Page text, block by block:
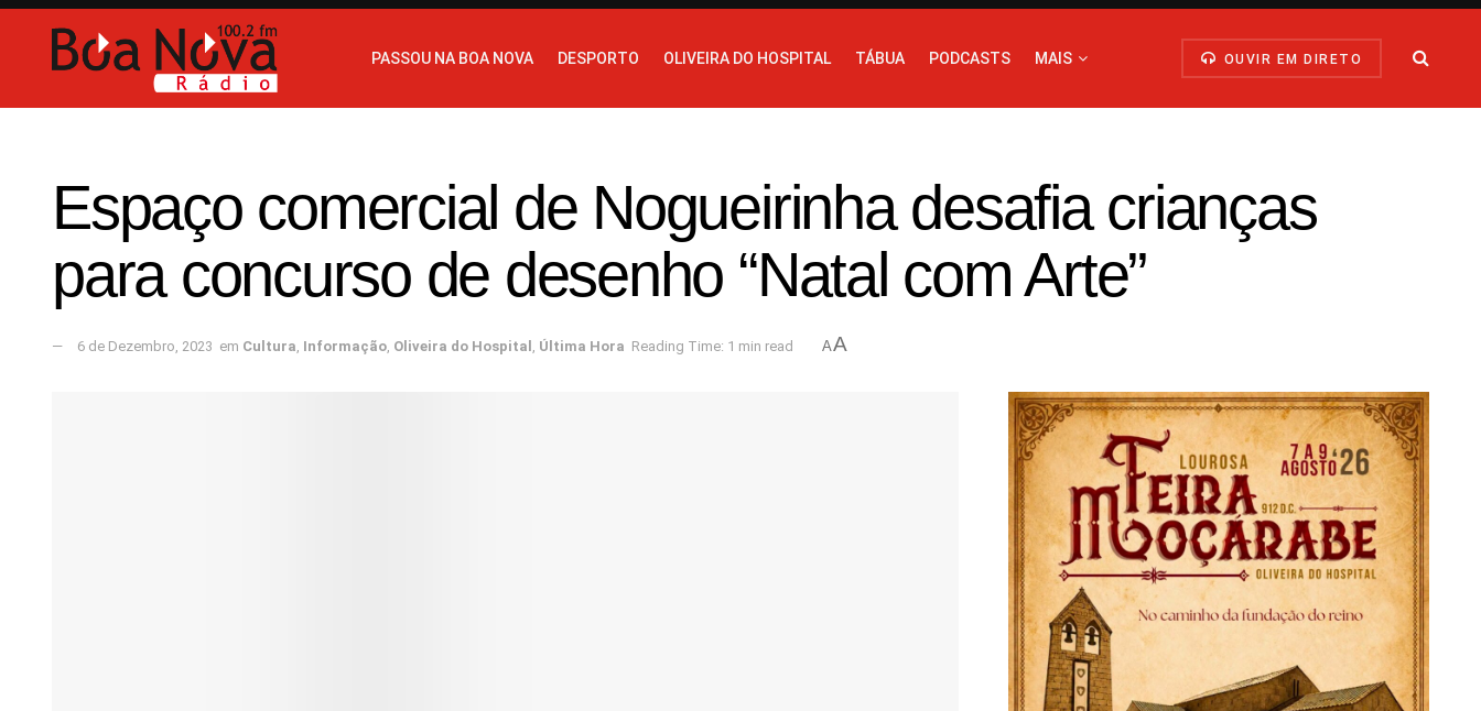
PASSOU NA BOA NOVA DESPORTO OLIVEIRA DO HOSPITAL TÁBUA PODCASTS MAIS OUVIR EM DIRETO
Espaço comercial de Nogueirinha desafia crianças
para concurso de desenho “Natal com Arte”
6 de Dezembro, 2023 em Cultura, Informação, Oliveira do Hospital , Última Hora Reading Time: 1 min read AA